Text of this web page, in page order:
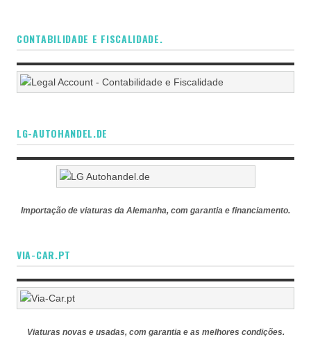
CONTABILIDADE E FISCALIDADE.
LG-AUTOHANDEL.DE
Importação de viaturas da Alemanha, com garantia e financiamento.
VIA-CAR.PT
Viaturas novas e usadas, com garantia e as melhores condições.